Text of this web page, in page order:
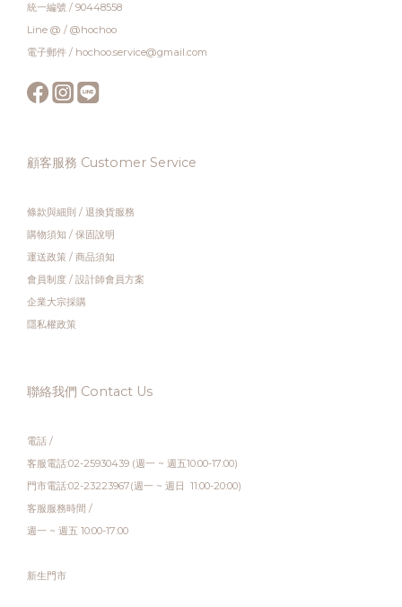
統一編號 / 90448558
Line @ / @hochoo
電子郵件 / hochoo.service@gmail.com
顧客服務 Customer Service
條款與細則 / 退換貨服務
購物須知 / 保固說明
運送政策 / 商品須知
會員制度 / 設計師會員方案
企業大宗採購
隱私權政策
聯絡我們 Contact Us
電話 /
客服電話:02-25930439 (週一 ~ 週五10:00-17:00)
門市電話:02-23223967(週一 ~ 週日 11:00-20:00)
客服服務時間 /
週一 ~ 週五 10:00-17:00
新生門市